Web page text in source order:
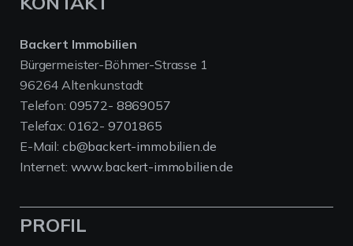
Backert Immobilien
Bürgermeister-Böhmer-Strasse 1
96264 Altenkunstadt
Telefon: 09572- 8869057
Telefax: 0162- 9701865
E-Mail: cb@backert-immobilien.de
Internet: www.backert-immobilien.de
PROFIL